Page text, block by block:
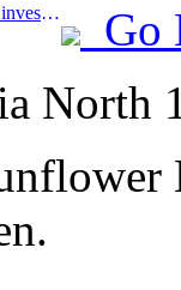
Prev:Turismo a Huangshan: prevede di investire 530 milioni di yuan nella ristrutturazione degli hotel
Go
North